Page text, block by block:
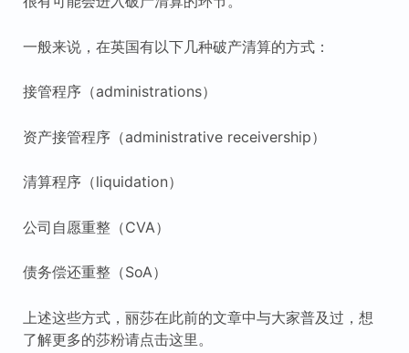
一般来说，在英国有以下几种破产清算的方式：
接管程序（administrations）
资产接管程序（administrative receivership）
清算程序（liquidation）
公司自愿重整（CVA）
债务偿还重整（SoA）
上述这些方式，丽莎在此前的文章中与大家普及过，想
了解更多的莎粉请点击这里。